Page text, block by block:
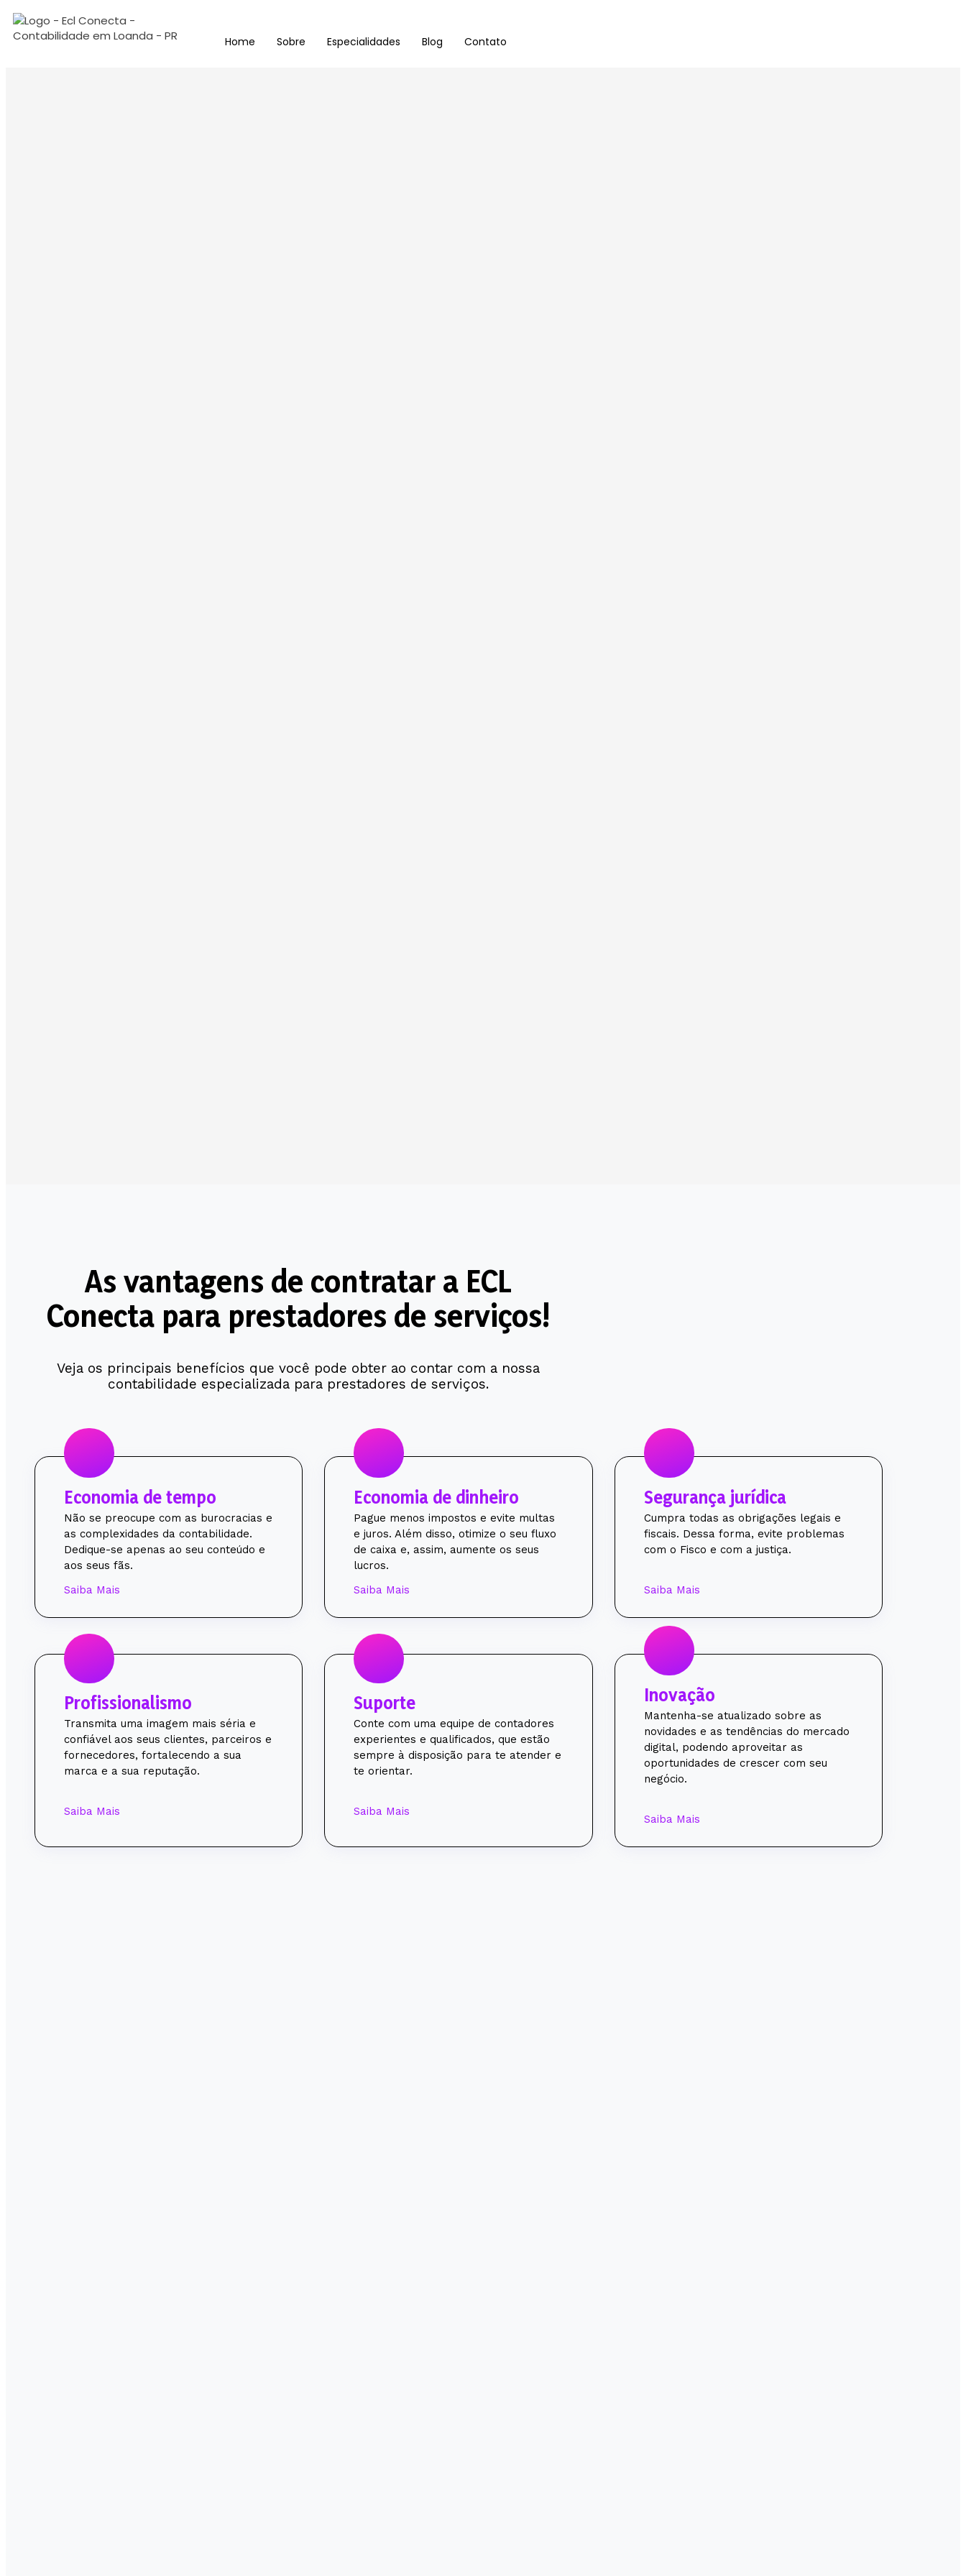
Home Sobre Especialidades Blog Contato
As vantagens de contratar a ECL
Conecta para prestadores de serviços!
Veja os principais benefícios que você pode obter ao contar com a nossa
contabilidade especializada para prestadores de serviços.
Economia de tempo
Não se preocupe com as burocracias e
as complexidades da contabilidade.
Dedique-se apenas ao seu conteúdo e
aos seus fãs.
Saiba Mais
Economia de dinheiro
Pague menos impostos e evite multas
e juros. Além disso, otimize o seu fluxo
de caixa e, assim, aumente os seus
lucros.
Saiba Mais
Segurança jurídica
Cumpra todas as obrigações legais e
fiscais. Dessa forma, evite problemas
com o Fisco e com a justiça.
Saiba Mais
Profissionalismo
Transmita uma imagem mais séria e
confiável aos seus clientes, parceiros e
fornecedores, fortalecendo a sua
marca e a sua reputação.
Saiba Mais
Suporte
Conte com uma equipe de contadores
experientes e qualificados, que estão
sempre à disposição para te atender e
te orientar.
Saiba Mais
Inovação
Mantenha-se atualizado sobre as
novidades e as tendências do mercado
digital, podendo aproveitar as
oportunidades de crescer com seu
negócio.
Saiba Mais